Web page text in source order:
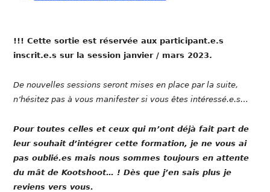
!!! Cette sortie est réservée aux participant.e.s
inscrit.e.s sur la session janvier / mars 2023.
De nouvelles sessions seront mises en place par la suite,
n’hésitez pas à vous manifester si vous êtes intéressé.e.s…
Pour toutes celles et ceux qui m’ont déjà fait part de
leur souhait d’intégrer cette formation, je ne vous ai
pas oublié.es mais nous sommes toujours en attente
du mât de Kootshoot… ! Dès que j’en sais plus je
reviens vers vous.